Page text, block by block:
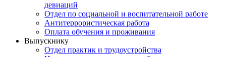
девиаций
Отдел по социальной и воспитательной работе
Антитеррористическая работа
Оплата обучения и проживания
Выпускнику
Отдел практик и трудоустройства